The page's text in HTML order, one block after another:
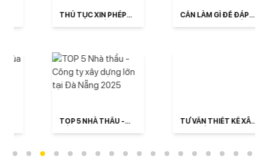
THỦ TỤC XIN PHÉP
TOP 5 NHÀ THẦU -
2025
CẦN LÀM GÌ ĐỂ ĐÁP
TƯ VẤN THIẾT KẾ XÂY
GÓI